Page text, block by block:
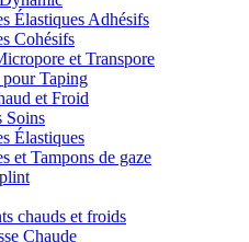
Élastiques Adhésifs
Cohésifs
et Transpore
Taping
et Froid
Soins
Élastiques
et Tampons de gaze
chauds et froids
Chaude